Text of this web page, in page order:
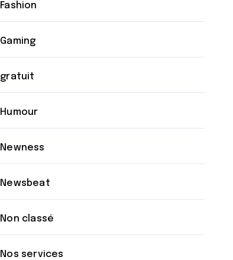
Fashion
Gaming
gratuit
Humour
Newness
Newsbeat
Non classé
Nos services